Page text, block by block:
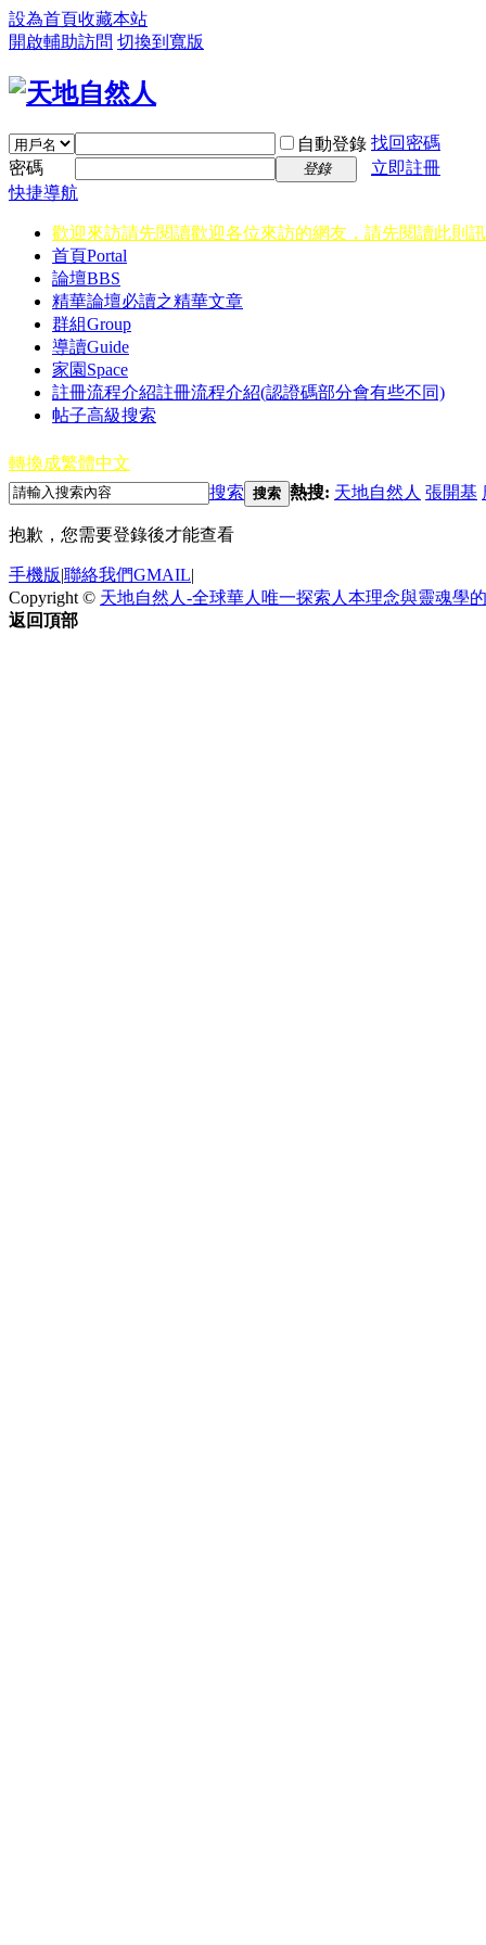
設為首頁收藏本站
開啟輔助訪問 切換到寬版
自動登錄 找回密碼
密碼
登錄
立即註冊
快捷導航
歡迎來訪請先閱讀歡迎各位來訪的網友，請先閱讀此則
首頁Portal
論壇BBS
精華論壇必讀之精華文章
群組Group
導讀Guide
家園 Space
註冊流程介紹註冊流程介紹(認證碼部分會有些不同)
帖子高級搜索
轉換成繁體中文
搜索 搜索 熱搜: 天地自然人 張開基
抱歉，您需要登錄後才能查看
手機版|聯絡我們GMAIL|
Copyright © 天地自然人-全球華人唯一探索人本理念與靈魂學
返回頂部